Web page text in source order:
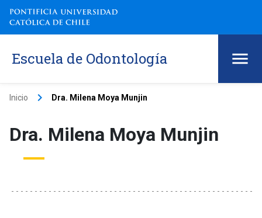
Escuela de Odontología
Inicio keyboard_arrow_right Dra. Milena Moya Munjin
Dra. Milena Moya Munjin